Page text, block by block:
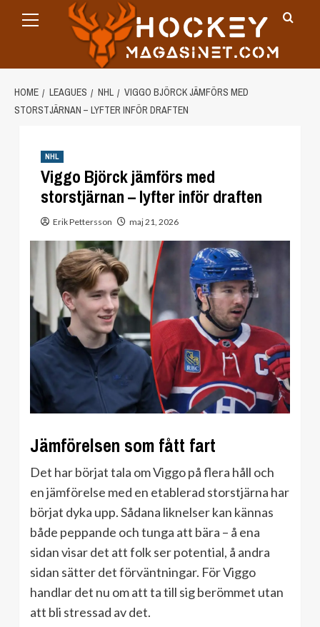
Menu
HOME LEAGUES NHL
VIGGO BJÖRCK JÄMFÖRS MED
STORSTJÄRNAN – LYFTER INFÖR DRAFTEN
NHL
Viggo Björck jämförs med
storstjärnan – lyfter inför draften
Erik Pettersson maj 21, 2026
Jämförelsen som fått fart
Det har börjat tala om Viggo på flera håll och
en jämförelse med en etablerad storstjärna har
börjat dyka upp. Sådana liknelser kan kännas
både peppande och tunga att bära – å ena
sidan visar det att folk ser potential, å andra
sidan sätter det förväntningar. För Viggo
handlar det nu om att ta till sig berömmet utan
att bli stressad av det.